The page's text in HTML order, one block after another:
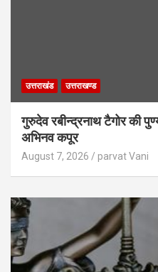
उत्तराखंड उत्तराखण्ड
गुरुदेव रबीन्द्रनाथ टैगोर की
अभिनव कपूर
August 7, 2026 parvat Vani